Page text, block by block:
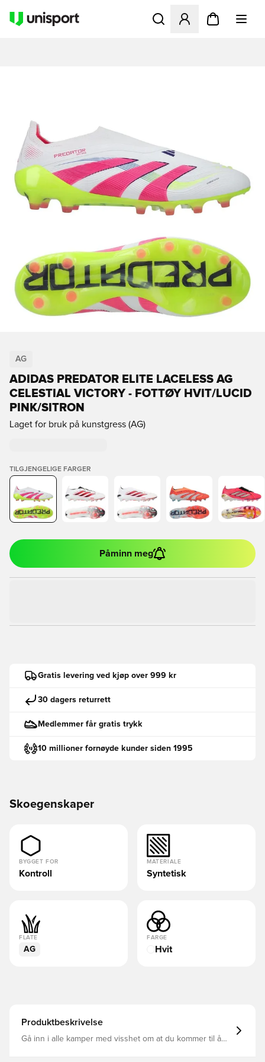
Åpner en Modal for å
AG
ADIDAS PREDATOR ELITE LACELESS AG
CELESTIAL VICTORY - FOTTØY HVIT/LUCID
PINK/SITRON
Laget for bruk på kunstgress (AG)
TILGJENGELIGE FARGER
Påminn meg
Gratis levering ved kjøp over 999 kr
30 dagers returrett
Medlemmer får gratis trykk
10 millioner fornøyde kunder siden 1995
Skoegenskaper
BYGGET FOR
Kontroll
MATERIALE
Syntetisk
FLATE
AG
FARGE
Hvit
Produktbeskrivelse
Gå inn i alle kamper med visshet om at du kommer til å